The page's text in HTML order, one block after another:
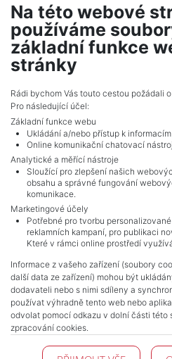
Mgr.
realitní
show
Revoluční 1003/3,
Terms and
Protection of
Real
Cookie
Na této webové
používáme
základní funkce
stránky
Rádi bychom Vás touto cestou požádali
Pro následující účel:
Základní funkce webu
Ukládání a/nebo přístup k
Online komunikační chatovací
Analytické a měřící nástroje
Sloužící pro zlepšení našich
obsahu a správné fungování
komunikace.
Marketingové účely
Potřebné pro tvorbu
reklamních kampaní, pro publikaci
Které v rámci online prostředí
Informace z vašeho zařízení (soubory
další data ze zařízení) mohou být
dodavateli nebo s nimi sdíleny a
používat výhradně tento web nebo
odvolat pomocí odkazu v dolní části této
zpracování cookies.